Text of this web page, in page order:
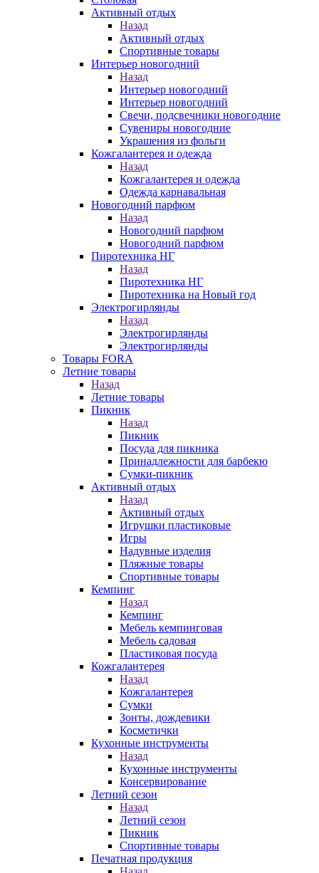
Активный отдых
Назад
Активный отдых
Спортивные товары
Интерьер новогодний
Назад
Интерьер новогодний
Интерьер новогодний
Свечи, подсвечники новогодние
Сувениры новогодние
Украшения из фольги
Кожгалантерея и одежда
Назад
Кожгалантерея и одежда
Одежда карнавальная
Новогодний парфюм
Назад
Новогодний парфюм
Новогодний парфюм
Пиротехника НГ
Назад
Пиротехника НГ
Пиротехника на Новый год
Электрогирлянды
Назад
Электрогирлянды
Электрогирлянды
Товары FORA
Летние товары
Назад
Летние товары
Пикник
Назад
Пикник
Посуда для пикника
Принадлежности для барбекю
Сумки-пикник
Активный отдых
Назад
Активный отдых
Игрушки пластиковые
Игры
Надувные изделия
Пляжные товары
Спортивные товары
Кемпинг
Назад
Кемпинг
Мебель кемпинговая
Мебель садовая
Пластиковая посуда
Кожгалантерея
Назад
Кожгалантерея
Сумки
Зонты, дождевики
Косметички
Кухонные инструменты
Назад
Кухонные инструменты
Консервирование
Летний сезон
Назад
Летний сезон
Пикник
Спортивные товары
Печатная продукция